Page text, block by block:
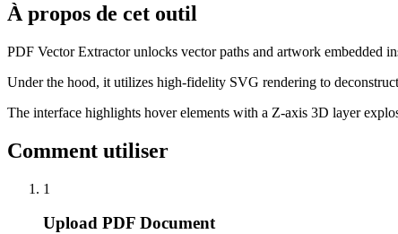
À propos de cet outil
PDF Vector Extractor unlocks vector paths and artwork embedded
Under the hood, it utilizes high-fidelity SVG rendering to
The interface highlights hover elements with a Z-axis 3D layer
Comment utiliser
1
Upload PDF Document